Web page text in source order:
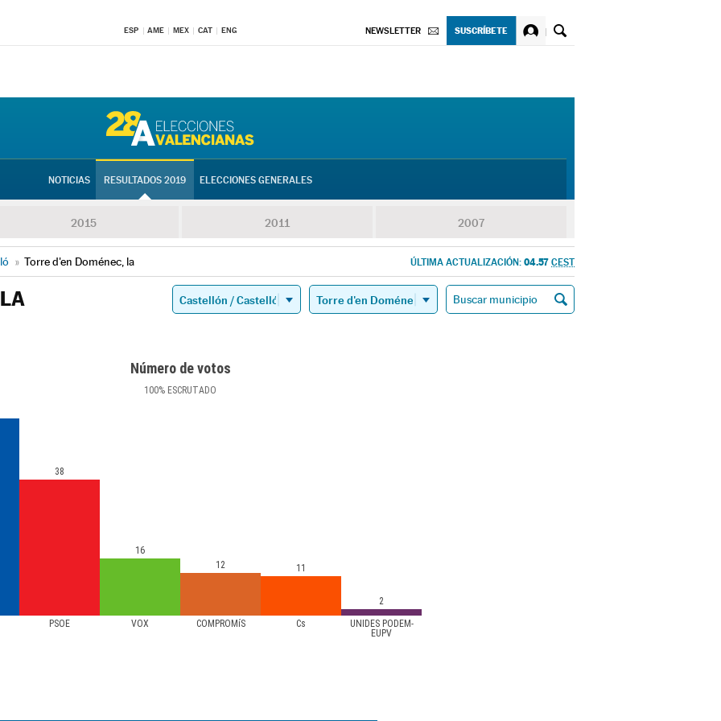
ESP AME MEX CAT ENG NEWSLETTER SUSCRÍBETE
NOTICIAS RESULTADOS 2019 ELECCIONES GENERALES
2015 2011 2007
» Torre d'en Doménec, la ÚLTIMA ACTUALIZACIÓN: 04.57 CEST
Número de votos
100% ESCRUTADO
PSOE VOX COMPROMíS Cs
UNIDES PODEM-
EUPV
38
16
12
11
2